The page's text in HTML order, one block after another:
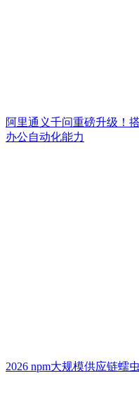
阿里通义千问重磅升级！
办公自动化能力
2026 npm大规模供应链蠕